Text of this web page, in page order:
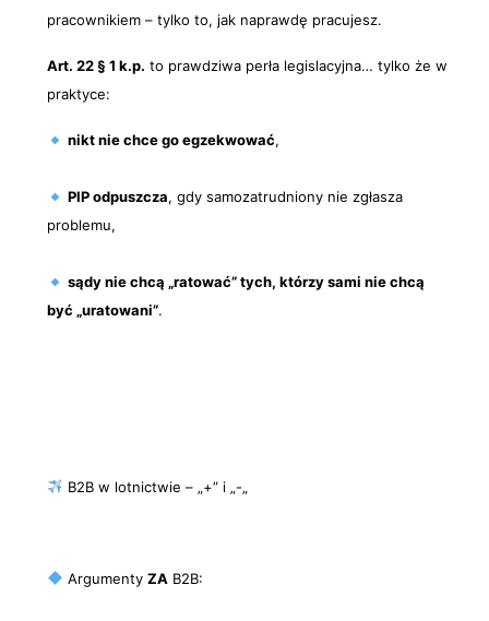
pracownikiem – tylko to, jak naprawdę pracujesz.
Art. 22 § 1 k.p. to prawdziwa perła legislacyjna… tylko że w
praktyce:
nikt nie chce go egzekwować,
PIP odpuszcza, gdy samozatrudniony nie zgłasza
problemu,
sądy nie chcą „ratować” tych, którzy sami nie chcą
być „uratowani”.
B2B w lotnictwie – „+” i „-„
Argumenty ZA B2B: